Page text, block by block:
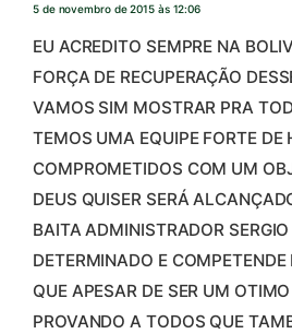
5 de novembro de 2015 às 12:06
EU ACREDITO SEMPRE NA
FORÇA DE RECUPERAÇÃO
VAMOS SIM MOSTRAR PRA
TEMOS UMA EQUIPE FORTE DE
COMPROMETIDOS COM UM
DEUS QUISER SERÁ
BAITA ADMINISTRADOR
DETERMINADO E
QUE APESAR DE SER UM
PROVANDO A TODOS QUE